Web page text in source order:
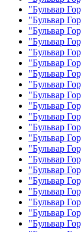
"Бульвар
"Бульвар
"Бульвар
"Бульвар
"Бульвар
"Бульвар
"Бульвар
"Бульвар
"Бульвар
"Бульвар
"Бульвар
"Бульвар
"Бульвар
"Бульвар
"Бульвар
"Бульвар
"Бульвар
"Бульвар
"Бульвар
"Бульвар
"Бульвар